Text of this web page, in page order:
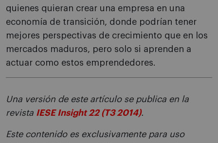
quienes quieran crear una empresa en una
economía de transición, donde podrían tener
mejores perspectivas de crecimiento que en los
mercados maduros, pero solo si aprenden a
actuar como estos emprendedores.
Una versión de este artículo se publica en la
revista IESE Insight 22 (T3 2014).
Este contenido es exclusivamente para uso